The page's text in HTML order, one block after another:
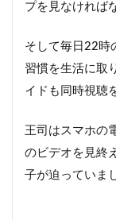
プを見なければ
そして毎日22時
習慣を生活に取
イドも同時視聴
王司はスマホの
のビデオを見終
子が迫っていま